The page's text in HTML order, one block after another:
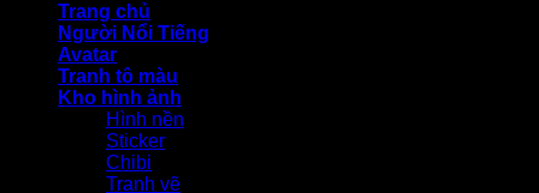
Trang chủ
Người Nổi Tiếng
Avatar
Tranh tô màu
Kho hình ảnh
Hình nền
Sticker
Chibi
Tranh vẽ